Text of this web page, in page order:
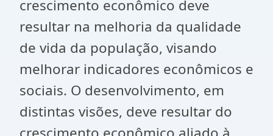
crescimento econômico deve
resultar na melhoria da qualidade
de vida da população, visando
melhorar indicadores econômicos e
sociais. O desenvolvimento, em
distintas visões, deve resultar do